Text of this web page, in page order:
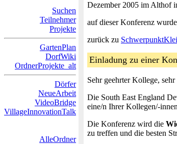
Suchen
Teilnehmer
Projekte
GartenPlan
DorfWiki
OrdnerProjekte_alt
Dörfer
NeueArbeit
VideoBridge
VillageInnovationTalk
AlleOrdner
Dezember 2005 im Althof
auf dieser Konferenz
zurück zu
Einladung zu einer
Sehr geehrter Kollege,
Die South East England
eine/n Ihrer Kollegen/-
Die Konferenz wird die
zu treffen und die besten